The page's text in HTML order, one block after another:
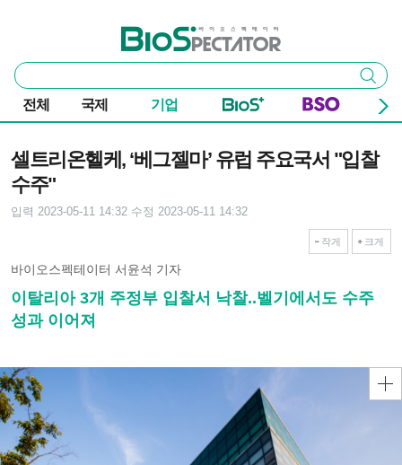
바이오스펙테이터
통
합
검
색
검색
전체 국제 기업
셀트리온헬케, ‘베그젤마’ 유럽 주요국서 "입찰
수주"
입력 2023-05-11 14:32 수정 2023-05-11 14:32
작게 크게
바이오스펙테이터 서윤석 기자
이탈리아 3개 주정부 입찰서 낙찰..벨기에서도 수주
성과 이어져